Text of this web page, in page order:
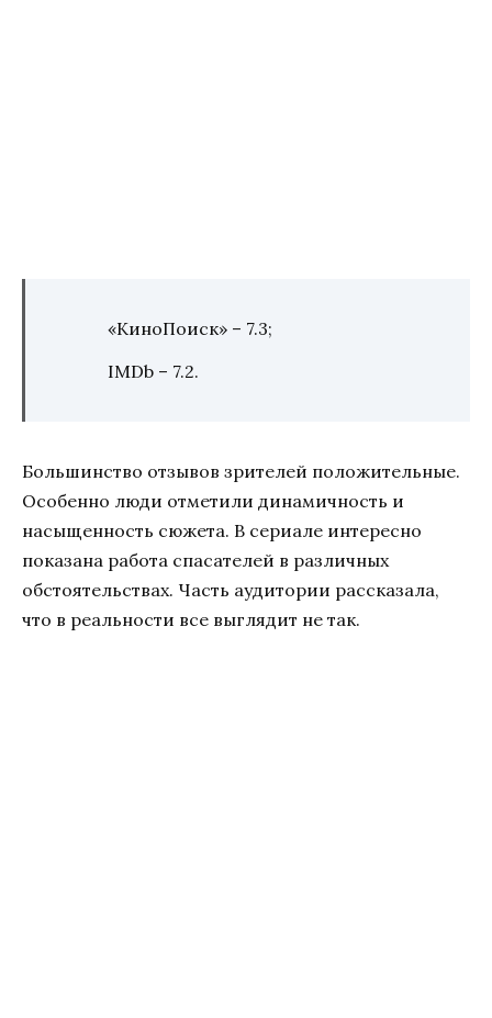
«КиноПоиск» – 7.3;
IMDb – 7.2.
Большинство отзывов зрителей положительные.
Особенно люди отметили динамичность и
насыщенность сюжета. В сериале интересно
показана работа спасателей в различных
обстоятельствах. Часть аудитории рассказала,
что в реальности все выглядит не так.